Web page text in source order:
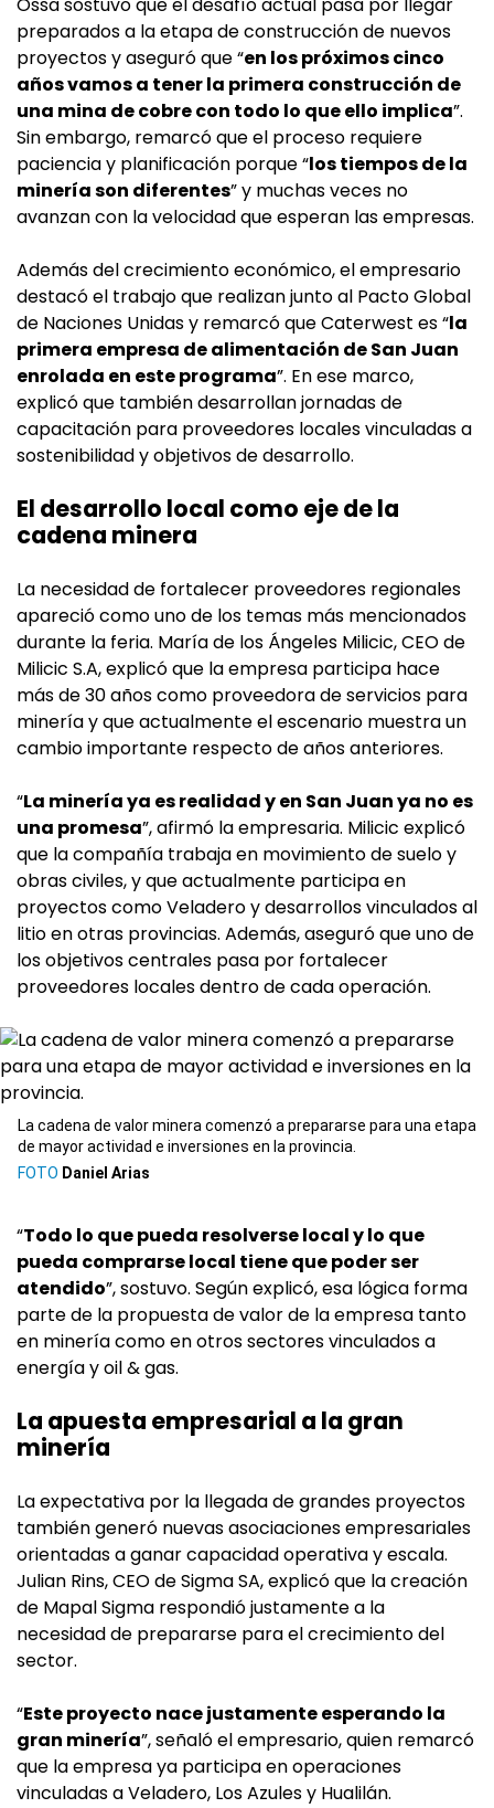
preparados a la etapa de construcción de nuevos
proyectos y aseguró que “en los próximos cinco
años vamos a tener la primera construcción de
una mina de cobre con todo lo que ello implica”.
Sin embargo, remarcó que el proceso requiere
paciencia y planificación porque “los tiempos de la
minería son diferentes” y muchas veces no
avanzan con la velocidad que esperan las empresas.
Además del crecimiento económico, el empresario
destacó el trabajo que realizan junto al Pacto Global
de Naciones Unidas y remarcó que Caterwest es “la
primera empresa de alimentación de San Juan
enrolada en este programa”. En ese marco,
explicó que también desarrollan jornadas de
capacitación para proveedores locales vinculadas a
sostenibilidad y objetivos de desarrollo.
El desarrollo local como eje de la
cadena minera
La necesidad de fortalecer proveedores regionales
apareció como uno de los temas más mencionados
durante la feria. María de los Ángeles Milicic, CEO de
Milicic S.A, explicó que la empresa participa hace
más de 30 años como proveedora de servicios para
minería y que actualmente el escenario muestra un
cambio importante respecto de años anteriores.
“La minería ya es realidad y en San Juan ya no es
una promesa”, afirmó la empresaria. Milicic explicó
que la compañía trabaja en movimiento de suelo y
obras civiles, y que actualmente participa en
proyectos como Veladero y desarrollos vinculados al
litio en otras provincias. Además, aseguró que uno de
los objetivos centrales pasa por fortalecer
proveedores locales dentro de cada operación.
La cadena de valor minera comenzó a prepararse para una etapa
de mayor actividad e inversiones en la provincia.
Daniel Arias
“Todo lo que pueda resolverse local y lo que
pueda comprarse local tiene que poder ser
atendido”, sostuvo. Según explicó, esa lógica forma
parte de la propuesta de valor de la empresa tanto
en minería como en otros sectores vinculados a
energía y oil & gas.
La apuesta empresarial a la gran
minería
La expectativa por la llegada de grandes proyectos
también generó nuevas asociaciones empresariales
orientadas a ganar capacidad operativa y escala.
Julian Rins, CEO de Sigma SA, explicó que la creación
de Mapal Sigma respondió justamente a la
necesidad de prepararse para el crecimiento del
sector.
“Este proyecto nace justamente esperando la
gran minería”, señaló el empresario, quien remarcó
que la empresa ya participa en operaciones
vinculadas a Veladero, Los Azules y Hualilán.